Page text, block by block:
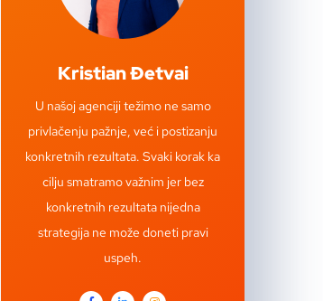
Kristian Đetvai
U našoj agenciji težimo ne samo
privlačenju pažnje, već i postizanju
konkretnih rezultata. Svaki korak ka
cilju smatramo važnim jer bez
konkretnih rezultata nijedna
strategija ne može doneti pravi
uspeh.